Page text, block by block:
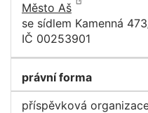
Město Aš
se sídlem Kamenná
IČ 00253901
právní forma
příspěvková